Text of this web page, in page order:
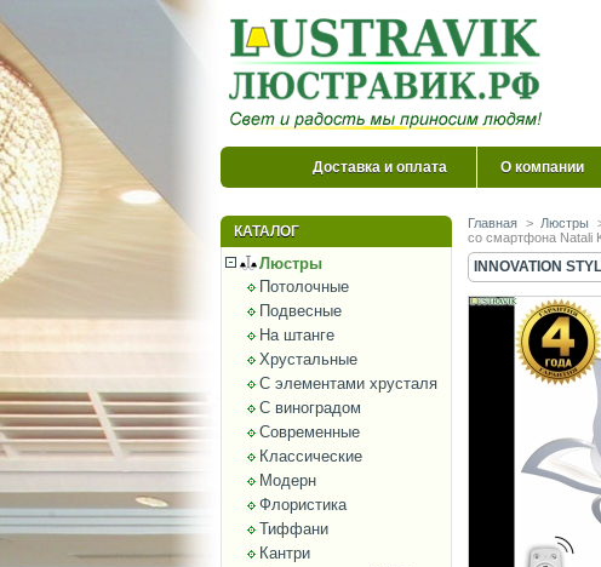
Доставка и оплата О компании
КАТАЛОГ
Люстры
Потолочные
Подвесные
На штанге
Хрустальные
С элементами хрусталя
С виноградом
Современные
Классические
Модерн
Флористика
Тиффани
Кантри
Главная > Люстры
со смартфона Natali
INNOVATION